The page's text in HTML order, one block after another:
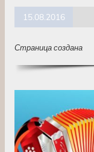
15.08.2016
Страница создана